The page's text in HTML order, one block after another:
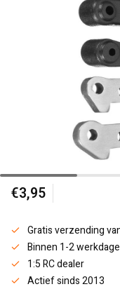
€3,95
Gratis verzending
Binnen 1-2
1:5 RC dealer
Actief sinds 2013